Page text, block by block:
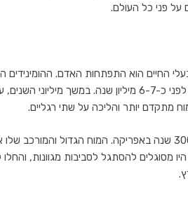
על פני כל העולם.
החיים הוא התפתחות האדם. ההומינידים
תהליכים של
מתקדם יותר והליכה על שתי רגליים.
ההומו ספיינס, האדם המודרני, הופיע לפני כ-300,000 שנה באפריקה.
היו מסוגלים להסתגל לסביבות מגוונות,